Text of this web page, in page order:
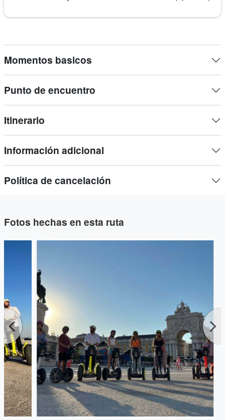
restaurantes.
para encontrar la guinda del pastel en este recorrido épico.
ciudad, donde tu guía te llevará a ver los lugares más
Momentos basicos
Punto de encuentro
Itinerario
Información adicional
Política de cancelación
Fotos hechas en esta ruta